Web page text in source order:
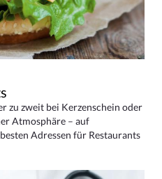
zu zweit bei Kerzenschein oder
Atmosphäre – auf
Adressen für Restaurants